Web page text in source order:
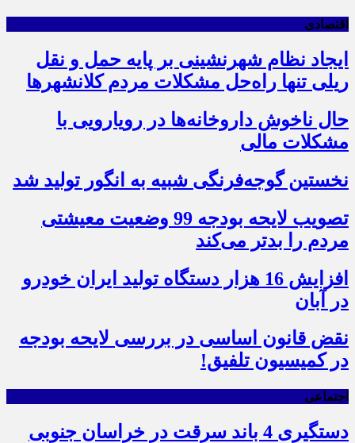
اقتصادی
ایجاد نظام شهرنشینی بر پایه حمل و نقل
ریلی تنها راه‌حل مشکلات مردم کلانشهرها
حال ناخوش داروخانه‌ها در رویارویی با
مشکلات مالی
نخستین گوجه‌فرنگی شبیه به انگور تولید شد
تصویب لایحه بودجه 99 وضعیت معیشتی
مردم را بدتر می‌کند
افزایش 16 هزار دستگاه تولید ایران خودرو
در آبان
نقض قانون اساسی در بررسی لایحه بودجه
در کمیسیون تلفیق!
اجتماعی
دستگیری 4 باند سرقت در خراسان جنوبی